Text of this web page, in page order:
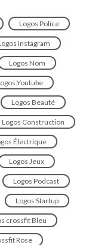
Logos Police
Instagram
Logos Nom
Youtube
Logos Beauté
Logos Construction
Électrique
Logos Jeux
Logos Podcast
Logos Startup
crossfit Bleu
Rose